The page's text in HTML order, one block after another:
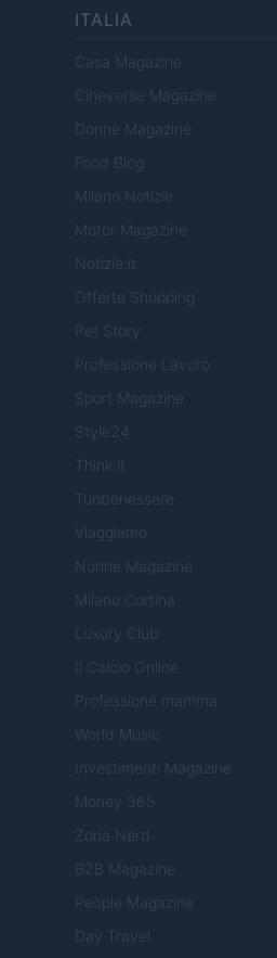
ITALIA
Casa Magazine
Cineverse Magazine
Donne Magazine
Food Blog
Milano Notizie
Motor Magazine
Notizie.it
Offerte Shopping
Pet Story
Professione Lavoro
Sport Magazine
Style24
Think.it
Tuobenessere
Viaggiamo
Nonne Magazine
Milano Cortina
Luxury Club
Il Calcio Online
Professione mamma
World Music
Investimenti Magazine
Money 365
Zona Nerd
B2B Magazine
People Magazine
Day Travel